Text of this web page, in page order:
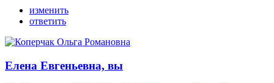
изменить
ответить
Елена Евгеньевна, вы